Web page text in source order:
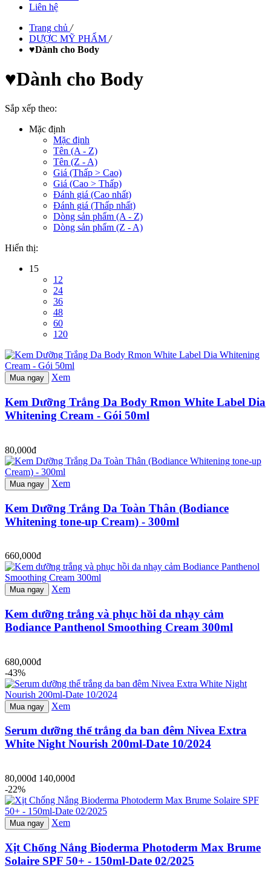
Liên hệ
Trang chủ /
DƯỢC MỸ PHẨM /
♥Dành cho Body
♥Dành cho Body
Sắp xếp theo:
Mặc định
Mặc định
Tên (A - Z)
Tên (Z - A)
Giá (Thấp > Cao)
Giá (Cao > Thấp)
Đánh giá (Cao nhất)
Đánh giá (Thấp nhất)
Dòng sản phẩm (A - Z)
Dòng sản phẩm (Z - A)
Hiển thị:
15
12
24
36
48
60
120
Mua ngay Xem
Kem Dưỡng Trắng Da Body Rmon White Label Dia
Whitening Cream - Gói 50ml
80,000đ
Mua ngay Xem
Kem Dưỡng Trắng Da Toàn Thân (Bodiance
Whitening tone-up Cream) - 300ml
660,000đ
Mua ngay Xem
Kem dưỡng trắng và phục hồi da nhạy cảm
Bodiance Panthenol Smoothing Cream 300ml
680,000đ
-43%
Mua ngay Xem
Serum dưỡng thể trắng da ban đêm Nivea Extra
White Night Nourish 200ml-Date 10/2024
80,000đ 140,000đ
-22%
Mua ngay Xem
Xịt Chống Nắng Bioderma Photoderm Max Brume
Solaire SPF 50+ - 150ml-Date 02/2025